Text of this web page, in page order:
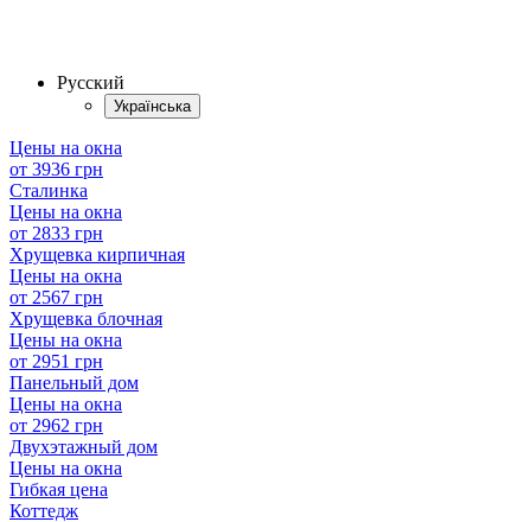
Русский
Українська
Цены на окна
от 3936 грн
Сталинка
Цены на окна
от 2833 грн
Хрущевка кирпичная
Цены на окна
от 2567 грн
Хрущевка блочная
Цены на окна
от 2951 грн
Панельный дом
Цены на окна
от 2962 грн
Двухэтажный дом
Цены на окна
Гибкая цена
Коттедж